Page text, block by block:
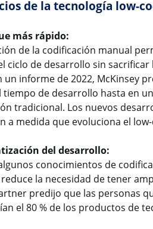
de la tecnología low-
más rápido:
de la codificación manual
ciclo de desarrollo sin sacrificar
un informe de 2022, McKinsey
tiempo de desarrollo hasta en
tradicional. Los nuevos
a medida que evoluciona el
del desarrollo:
conocimientos de
la necesidad de tener
predijo que las personas
el 80 % de los productos de